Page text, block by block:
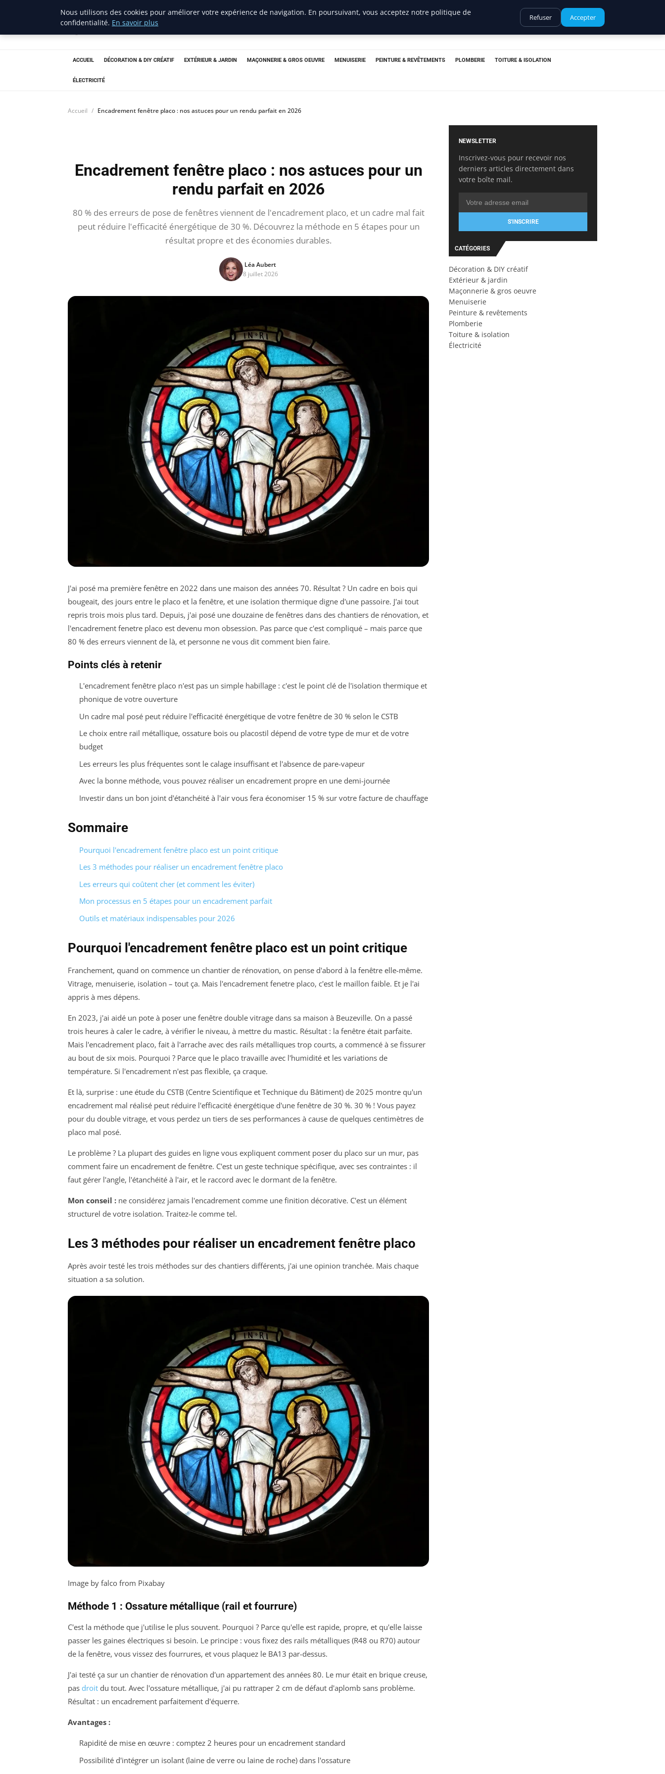
ravenproject
ACCUEIL DÉCORATION & DIY CRÉATIF EXTÉRIEUR & JARDIN MAÇONNERIE & GROS OEUVRE MENUISERIE PEINTURE & REVÊTEMENTS PLOMBERIE TOITURE & ISOLATION
ÉLECTRICITÉ
Accueil Encadrement fenêtre placo : nos astuces pour un rendu parfait en 2026
Encadrement fenêtre placo : nos astuces pour un
rendu parfait en 2026
80 % des erreurs de pose de fenêtres viennent de l'encadrement placo, et un cadre mal fait
peut réduire l'efficacité énergétique de 30 %. Découvrez la méthode en 5 étapes pour un
résultat propre et des économies durables.
Léa Aubert
8 juillet 2026
J'ai posé ma première fenêtre en 2022 dans une maison des années 70. Résultat ? Un cadre en bois qui
bougeait, des jours entre le placo et la fenêtre, et une isolation thermique digne d'une passoire. J'ai tout
repris trois mois plus tard. Depuis, j'ai posé une douzaine de fenêtres dans des chantiers de rénovation, et
l'encadrement fenetre placo est devenu mon obsession. Pas parce que c'est compliqué – mais parce que
80 % des erreurs viennent de là, et personne ne vous dit comment bien faire.
Points clés à retenir
L'encadrement fenêtre placo n'est pas un simple habillage : c'est le point clé de l'isolation thermique et
phonique de votre ouverture
Un cadre mal posé peut réduire l'efficacité énergétique de votre fenêtre de 30 % selon le CSTB
Le choix entre rail métallique, ossature bois ou placostil dépend de votre type de mur et de votre
budget
Les erreurs les plus fréquentes sont le calage insuffisant et l'absence de pare-vapeur
Avec la bonne méthode, vous pouvez réaliser un encadrement propre en une demi-journée
Investir dans un bon joint d'étanchéité à l'air vous fera économiser 15 % sur votre facture de chauffage
Sommaire
Pourquoi l'encadrement fenêtre placo est un point critique
Les 3 méthodes pour réaliser un encadrement fenêtre placo
Les erreurs qui coûtent cher (et comment les éviter)
Mon processus en 5 étapes pour un encadrement parfait
Outils et matériaux indispensables pour 2026
Pourquoi l'encadrement fenêtre placo est un point critique
Franchement, quand on commence un chantier de rénovation, on pense d'abord à la fenêtre elle-même.
Vitrage, menuiserie, isolation – tout ça. Mais l'encadrement fenetre placo, c'est le maillon faible. Et je l'ai
appris à mes dépens.
En 2023, j'ai aidé un pote à poser une fenêtre double vitrage dans sa maison à Beuzeville. On a passé
trois heures à caler le cadre, à vérifier le niveau, à mettre du mastic. Résultat : la fenêtre était parfaite.
Mais l'encadrement placo, fait à l'arrache avec des rails métalliques trop courts, a commencé à se fissurer
au bout de six mois. Pourquoi ? Parce que le placo travaille avec l'humidité et les variations de
température. Si l'encadrement n'est pas flexible, ça craque.
Et là, surprise : une étude du CSTB (Centre Scientifique et Technique du Bâtiment) de 2025 montre qu'un
encadrement mal réalisé peut réduire l'efficacité énergétique d'une fenêtre de 30 %. 30 % ! Vous payez
pour du double vitrage, et vous perdez un tiers de ses performances à cause de quelques centimètres de
placo mal posé.
Le problème ? La plupart des guides en ligne vous expliquent comment poser du placo sur un mur, pas
comment faire un encadrement de fenêtre. C'est un geste technique spécifique, avec ses contraintes : il
faut gérer l'angle, l'étanchéité à l'air, et le raccord avec le dormant de la fenêtre.
Mon conseil : ne considérez jamais l'encadrement comme une finition décorative. C'est un élément
structurel de votre isolation. Traitez-le comme tel.
Les 3 méthodes pour réaliser un encadrement fenêtre placo
Après avoir testé les trois méthodes sur des chantiers différents, j'ai une opinion tranchée. Mais chaque
situation a sa solution.
Image by falco from Pixabay
Méthode 1 : Ossature métallique (rail et fourrure)
C'est la méthode que j'utilise le plus souvent. Pourquoi ? Parce qu'elle est rapide, propre, et qu'elle laisse
passer les gaines électriques si besoin. Le principe : vous fixez des rails métalliques (R48 ou R70) autour
de la fenêtre, vous vissez des fourrures, et vous plaquez le BA13 par-dessus.
J'ai testé ça sur un chantier de rénovation d'un appartement des années 80. Le mur était en brique creuse,
pas droit du tout. Avec l'ossature métallique, j'ai pu rattraper 2 cm de défaut d'aplomb sans problème.
Résultat : un encadrement parfaitement d'équerre.
Avantages :
Rapidité de mise en œuvre : comptez 2 heures pour un encadrement standard
Possibilité d'intégrer un isolant (laine de verre ou laine de roche) dans l'ossature
NEWSLETTER
Inscrivez-vous pour recevoir nos
derniers articles directement dans
votre boîte mail.
S'INSCRIRE
CATÉGORIES
Décoration & DIY créatif
Extérieur & jardin
Maçonnerie & gros oeuvre
Menuiserie
Peinture & revêtements
Plomberie
Toiture & isolation
Électricité
Nous utilisons des cookies pour améliorer votre expérience de navigation. En poursuivant, vous acceptez notre politique de
confidentialité. En savoir plus
Refuser Accepter